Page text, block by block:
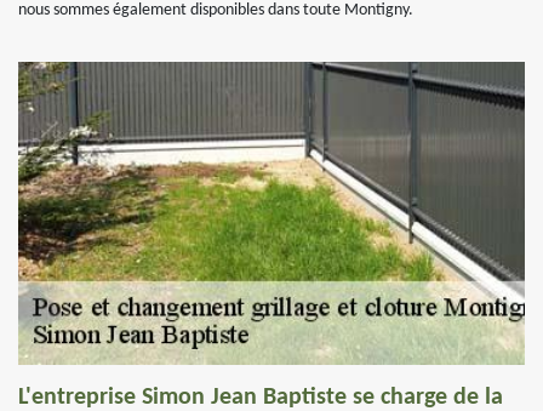
nous sommes également disponibles dans toute Montigny.
L'entreprise Simon Jean Baptiste se charge de la